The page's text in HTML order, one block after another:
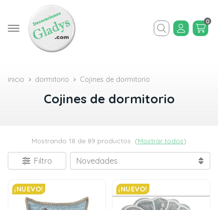
Buscar
0
inicio dormitorio Cojines de dormitorio
Cojines de dormitorio
Mostrando 18 de 89 productos (Mostrar todos)
Filtro
¡NUEVO! ¡NUEVO!